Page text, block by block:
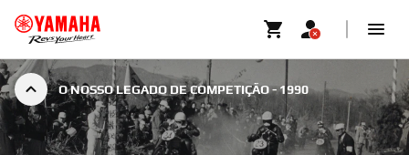
O NOSSO LEGADO DE COMPETIÇÃO - 1990